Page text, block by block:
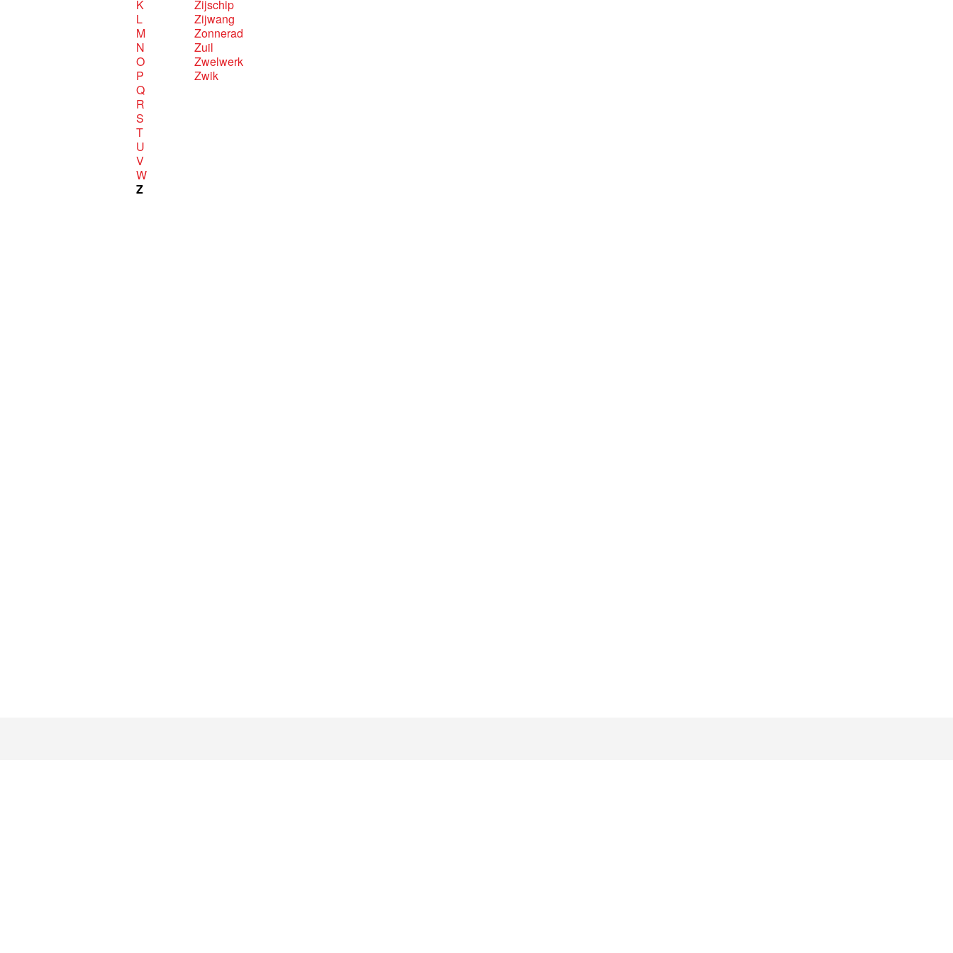
K
L
M
N
O
P
Q
R
S
T
U
V
W
Z
Zijschip
Zijwang
Zonnerad
Zuil
Zwelwerk
Zwik